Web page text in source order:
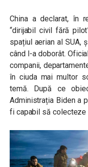
China a declarat, în
“dirijabil civil fără
spațiul aerian al SUA,
când l-a doborât.
companii,
în ciuda mai multor
temă. După ce
Administrația Biden a
fi capabil să